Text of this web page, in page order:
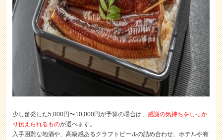
少し奮発した5,000円〜10,000円が予算の場合は、感謝の気持ちをしっか
り伝えられるものが選べます。
入手困難な地酒や、高級感あるクラフトビールの詰め合わせ、ホテルや有